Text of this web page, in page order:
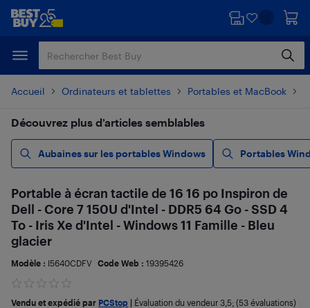
Passer
principal
Passer
Accueil Ordinateurs et tablettes Portables et MacBook
Découvrez plus d’articles semblables
Aubaines sur les portables Windows Portables
Portable à écran tactile de 16 16 po Inspiron de
Dell - Core 7 150U d'Intel - DDR5 64 Go - SSD 4
To - Iris Xe d'Intel - Windows 11 Famille - Bleu
glacier
Modèle : I5640CDFV Code Web : 19395426
Vendu et expédié par PCStop Évaluation du vendeur 3,5; (53 évaluations)